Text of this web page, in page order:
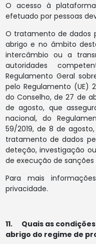
O acesso à
efetuado por pessoas
O tratamento de dados
abrigo e no âmbito
intercâmbio ou a
autoridades
Regulamento Geral
pelo Regulamento (UE)
do Conselho, de 27 de
de agosto, que
nacional, do
59/2019, de 8 de
tratamento de dados
deteção, investigação
de execução de sanções
Para mais
privacidade.
11. Quais as
abrigo do regime de